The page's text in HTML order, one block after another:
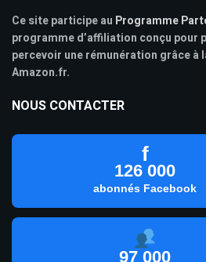
Ce site participe au Programme
programme d’affiliation conçu pour
percevoir une rémunération grâce à
Amazon.fr.
NOUS CONTACTER
f
126 000
abonnés Facebook
97 000